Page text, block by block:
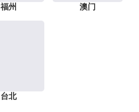
福州 澳门
台北